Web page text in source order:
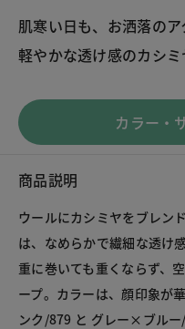
肌寒い日も、お洒落のア
軽やかな透け感のカシ
カラー・
商品説明
ウールにカシミヤをブレン
は、なめらかで繊細な透け
重に巻いても重くならず、
ープ。カラーは、顔印象が
ンク/879 と グレー×ブル
LINE